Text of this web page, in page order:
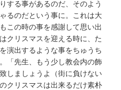
する事があるのだ、そのよう
るのだという事に。これは大
この時の事を感謝して思い出
クリスマスを迎える時に、た
演出するような事をちゅうち
「先生、もう少し教会内の飾
しましょうよ（街に負けない
クリスマスは出来るだけ素朴